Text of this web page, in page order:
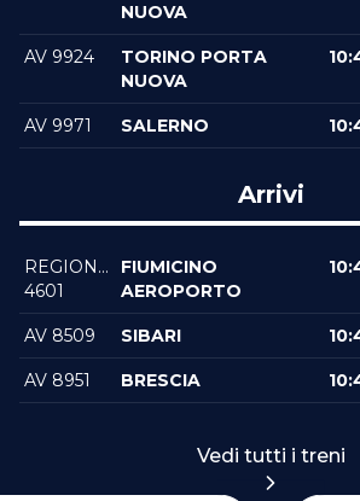
NUOVA
AV 9924
TORINO PORTA
NUOVA
AV 9971 SALERNO
Arrivi
REGIONALEVELOCE
4601
FIUMICINO
AEROPORTO
AV 8509 SIBARI
AV 8951 BRESCIA
Vedi tutti i treni